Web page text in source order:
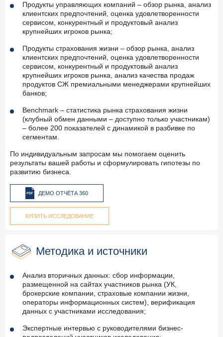
Продукты управляющих компаний – обзор рынка, анализ
клиентских предпочтений, оценка удовлетворенности
сервисом, конкурентный и продуктовый анализ
крупнейших игроков рынка;
Продукты страхования жизни – обзор рынка, анализ
клиентских предпочтений, оценка удовлетворенности
сервисом, конкурентный и продуктовый анализ
крупнейших игроков рынка, анализ качества продаж
продуктов СЖ премиальными менеджерами крупнейших
банков;
Benchmark – статистика рынка страхования жизни
(клубный обмен данными – доступно только участникам)
– более 200 показателей с динамикой в разбивке по
сегментам.
По индивидуальным запросам мы помогаем оценить
результаты вашей работы и сформулировать гипотезы по
развитию бизнеса.
ДЕМО ОТЧЁТА 360
КУПИТЬ ИССЛЕДОВАНИЕ
Методика и источники
Анализ вторичных данных: сбор информации,
размещенной на сайтах участников рынка (УК,
брокерские компании, страховые компании жизни,
операторы информационных систем), верификация
данных с участниками исследования;
Экспертные интервью с руководителями бизнес-